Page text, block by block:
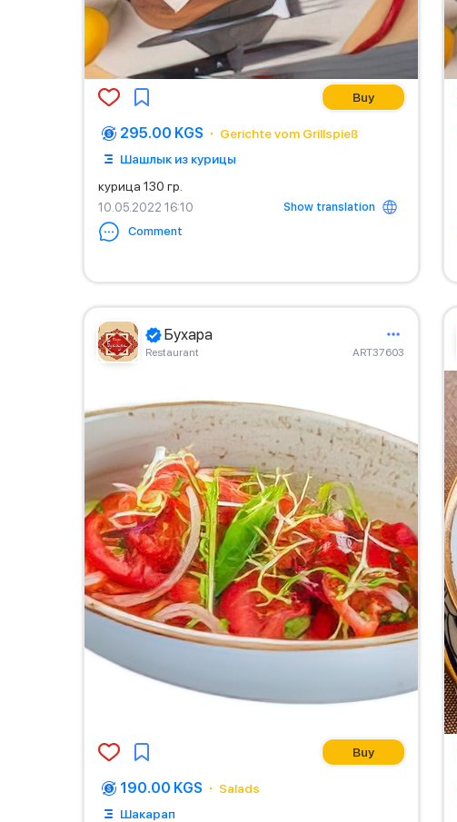
Buy
295.00 KGS
Gerichte vom Grillspieß
Шашлык из курицы
курица 130 гр.
10.05.2022 16:10
Show translation
Comment
Бухара
Restaurant ART37603
Buy
190.00 KGS
Salads
Шакарап